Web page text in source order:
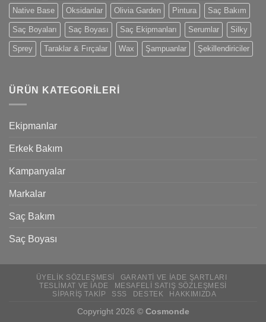
Native Base Oksidanlar Olivia Garden Pintura Saç Bakım
Saç Boyaları Saç Boyası Saç Ekipmanları Serumlar Silky
Sprey Taraklar & Fırçalar Wax Şampuanlar Şekillendiriciler
ÜRÜN KATEGORILERI
Ekipmanlar
Erkek Bakım
Kampanyalar
Markalar
Saç Bakım
Saç Boyası
ÜYELIK SÖZLEŞMESI
GARANTI VE İADE ŞARTLARI
TESLIMAT VE İADE
MESAFELI SATIŞ SÖZLEŞMESI
SIPARIŞ TAKIP
SSS DESTEK HAKKIMIZDA
Copyright 2026 © Cosmonde